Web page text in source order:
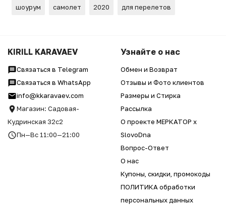
шоурум
самолет 2020 для перелетов
KIRILL KARAVAEV
Связаться в Telegram
Связаться в WhatsApp
info@kkaravaev.com
Магазин: Садовая-
Кудринская 32с2
Пн—Вс 11:00—21:00
Узнайте о нас
Обмен и Возврат
Отзывы и Фото клиентов
Размеры и Стирка
Рассылка
О проекте МЕРКАТОР x
SlovoDna
Вопрос-Ответ
О нас
Купоны, скидки, промокоды
ПОЛИТИКА обработки
персональных данных